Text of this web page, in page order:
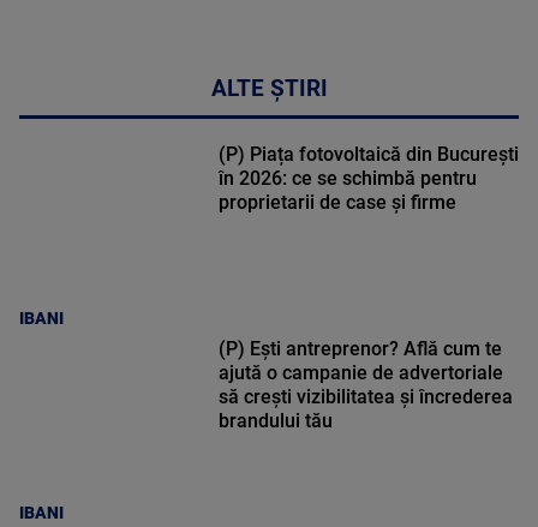
ALTE ȘTIRI
IBANI
(P) Piața fotovoltaică din București
în 2026: ce se schimbă pentru
proprietarii de case și firme
IBANI
(P) Ești antreprenor? Află cum te
ajută o campanie de advertoriale
să crești vizibilitatea și încrederea
brandului tău